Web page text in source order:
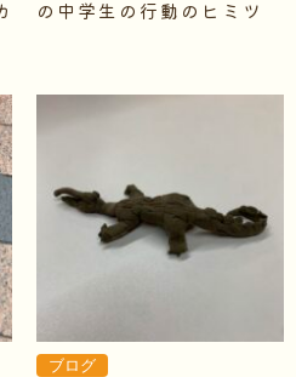
の中学生の行動のヒミツ
ブログ